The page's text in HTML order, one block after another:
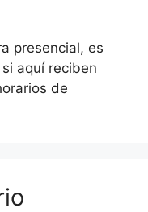
presencial, es
aquí reciben
de